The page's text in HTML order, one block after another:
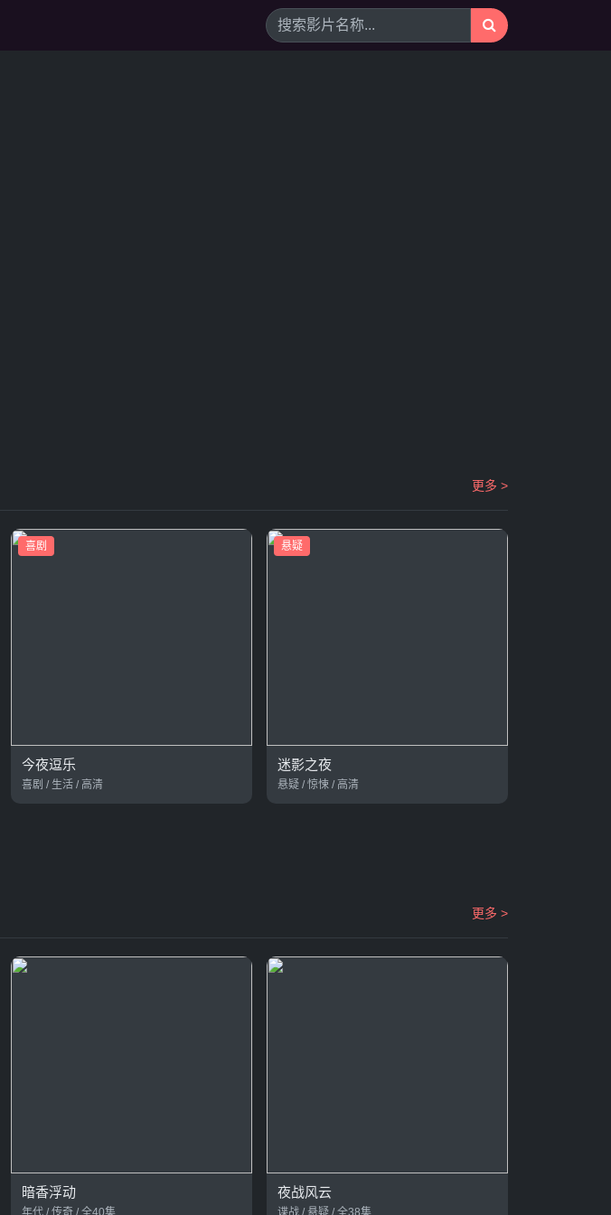
更多 >
喜剧
今夜逗乐
喜剧 / 生活 / 高清
悬疑
迷影之夜
悬疑 / 惊悚 / 高清
更多 >
暗香浮动
年代 / 传奇 / 全40集
夜战风云
谍战 / 悬疑 / 全38集